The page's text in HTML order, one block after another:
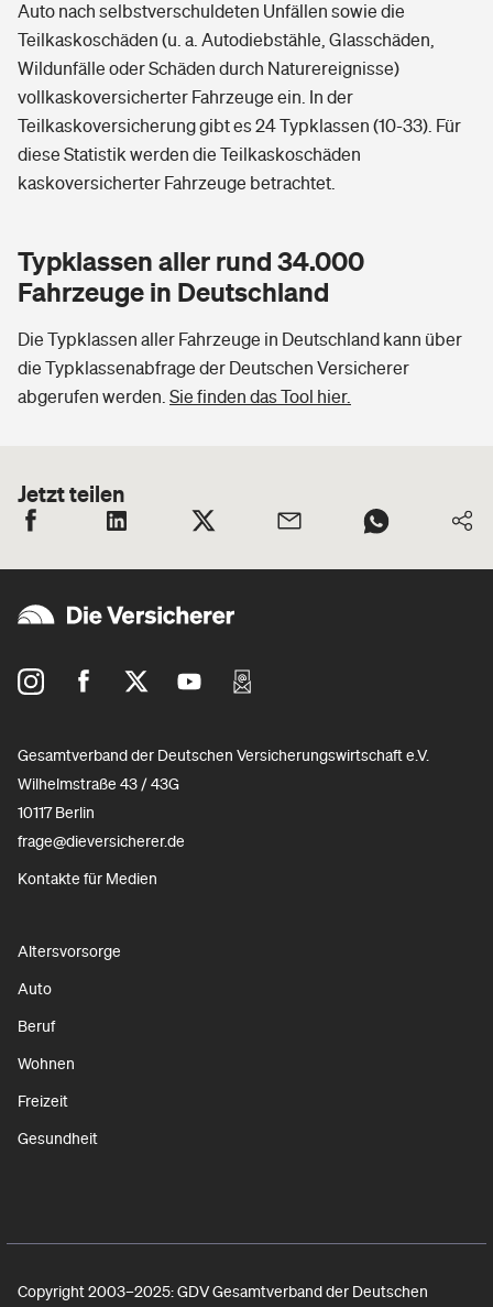
Auto nach selbstverschuldeten Unfällen sowie die
Teilkaskoschäden (u. a. Autodiebstähle, Glasschäden,
Wildunfälle oder Schäden durch Naturereignisse)
vollkaskoversicherter Fahrzeuge ein. In der
Teilkaskoversicherung gibt es 24 Typklassen (10-33). Für
diese Statistik werden die Teilkaskoschäden
kaskoversicherter Fahrzeuge betrachtet.
Typklassen aller rund 34.000
Fahrzeuge in Deutschland
Die Typklassen aller Fahrzeuge in Deutschland kann über
die Typklassenabfrage der Deutschen Versicherer
abgerufen werden. Sie finden das Tool hier.
Jetzt teilen
Gesamtverband der Deutschen Versicherungswirtschaft e.V.
Wilhelmstraße 43 / 43G
10117 Berlin
frage@dieversicherer.de
Kontakte für Medien
Altersvorsorge
Auto
Beruf
Wohnen
Freizeit
Gesundheit
Copyright 2003–2025: GDV Gesamtverband der Deutschen